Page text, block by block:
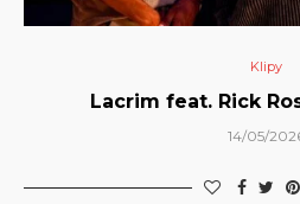
Klipy
Lacrim feat. Rick
14/05/